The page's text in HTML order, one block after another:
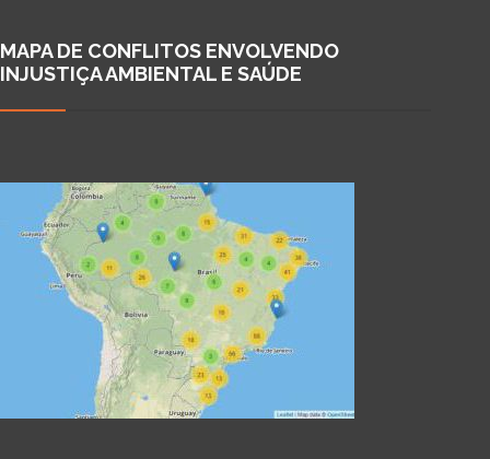
MAPA DE CONFLITOS ENVOLVENDO
INJUSTIÇA AMBIENTAL E SAÚDE